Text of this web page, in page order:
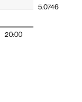
20:00
5.0746